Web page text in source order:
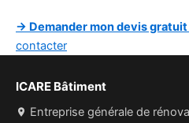
→ Demander mon devis
contacter
ICARE Bâtiment
Entreprise générale de